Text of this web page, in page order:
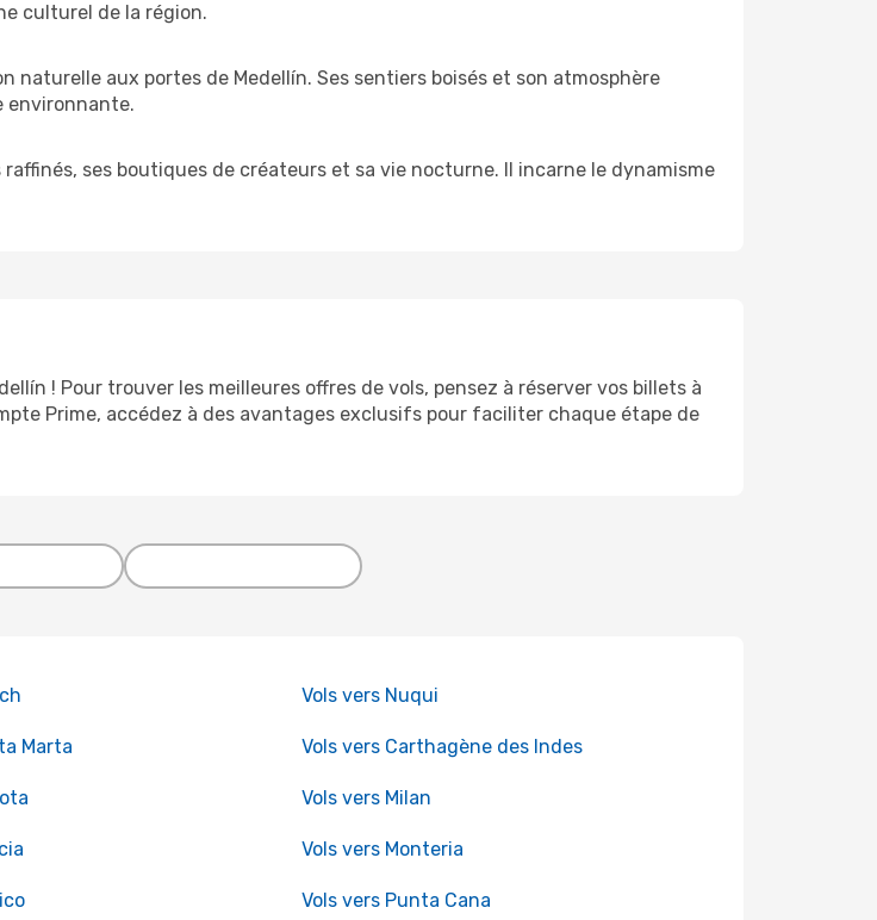
culturel de la région.
naturelle aux portes de Medellín. Ses sentiers boisés et son atmosphère
environnante.
ses boutiques de créateurs et sa vie nocturne. Il incarne le dynamisme
! Pour trouver les meilleures offres de vols, pensez à réserver vos billets à
Prime, accédez à des avantages exclusifs pour faciliter chaque étape de
Vols vers Nuqui
Marta Vols vers Carthagène des Indes
Vols vers Milan
Vols vers Monteria
Vols vers Punta Cana